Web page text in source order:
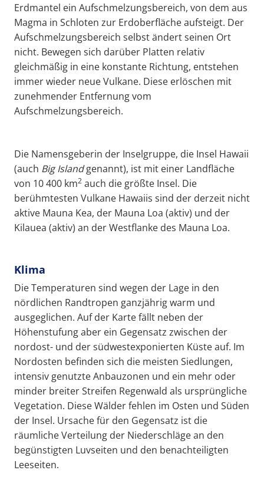
Erdmantel ein Aufschmelzungsbereich, von dem aus
Magma in Schloten zur Erdoberfläche aufsteigt. Der
Aufschmelzungsbereich selbst ändert seinen Ort
nicht. Bewegen sich darüber Platten relativ
gleichmäßig in eine konstante Richtung, entstehen
immer wieder neue Vulkane. Diese erlöschen mit
zunehmender Entfernung vom
Aufschmelzungsbereich.
Die Namensgeberin der Inselgruppe, die Insel Hawaii
(auch Big Islandgenannt), ist mit einer Landfläche
von 10 400 km2 auch die größte Insel. Die
berühmtesten Vulkane Hawaiis sind der derzeit nicht
aktive Mauna Kea, der Mauna Loa (aktiv) und der
Kilauea (aktiv) an der Westflanke des Mauna Loa.
Klima
Die Temperaturen sind wegen der Lage in den
nördlichen Randtropen ganzjährig warm und
ausgeglichen. Auf der Karte fällt neben der
Höhenstufung aber ein Gegensatz zwischen der
nordost- und der südwestexponierten Küste auf. Im
Nordosten befinden sich die meisten Siedlungen,
intensiv genutzte Anbauzonen und ein mehr oder
minder breiter Streifen Regenwald als ursprüngliche
Vegetation. Diese Wälder fehlen im Osten und Süden
der Insel. Ursache für den Gegensatz ist die
räumliche Verteilung der Niederschläge an den
begünstigten Luvseiten und den benachteiligten
Leeseiten.